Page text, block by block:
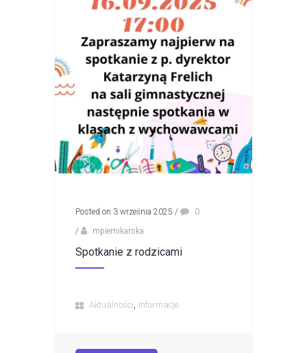
Posted on 3 września 2025 /
0
/
mpiernikarska
Spotkanie z rodzicami
Aktualności, Informacje